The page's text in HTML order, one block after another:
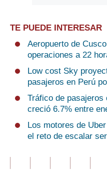
TE PUEDE INTERESAR
Aeropuerto de
operaciones a 22
Low cost Sky
pasajeros en Perú
Tráfico de pasajeros
creció 6.7% entre
Los motores de
el reto de escalar